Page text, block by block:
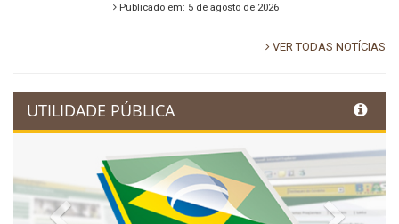
Publicado em: 5 de agosto de 2026
VER TODAS NOTÍCIAS
UTILIDADE PÚBLICA
Previous Next